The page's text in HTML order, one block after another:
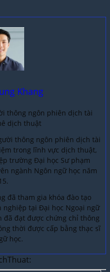
Khang
thông ngôn phiên dịch tài
dịch thuật
thông ngôn phiên dịch tài
trong lĩnh vực dịch thuật,
trường Đại học Sư phạm
ngành Ngôn ngữ học năm
đã tham gia khóa đào tạo
tại Đại học Ngoại ngữ
đã đạt được chứng chỉ thông
thời được cấp bằng thạc sĩ
học.